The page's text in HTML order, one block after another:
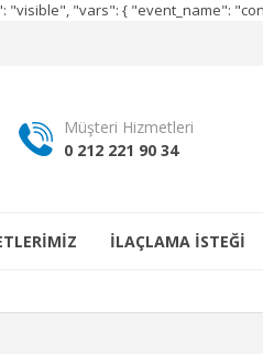
"visible", "vars": { "event_name":
Müşteri Hizmetleri
0 212 221 90 34
İLAÇLAMA İSTEĞİ